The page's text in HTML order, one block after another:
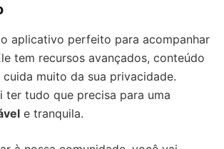
aplicativo perfeito para acompanhar
tem recursos avançados, conteúdo
muito da sua privacidade.
ter tudo que precisa para uma
e tranquila.